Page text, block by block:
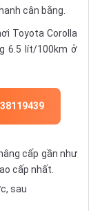
cân bằng.
Toyota Corolla
6.5 lít/100km ở
cấp gần như
cấp nhất.
sau